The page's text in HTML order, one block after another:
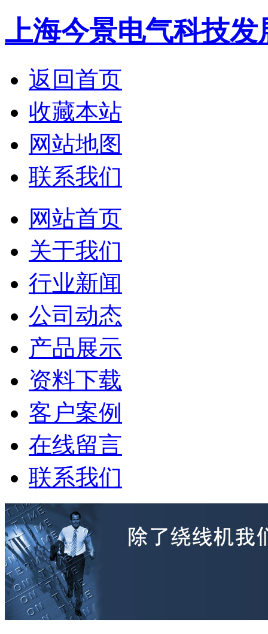
上海今景电气科技发
返回首页
收藏本站
网站地图
联系我们
网站首页
关于我们
行业新闻
公司动态
产品展示
资料下载
客户案例
在线留言
联系我们